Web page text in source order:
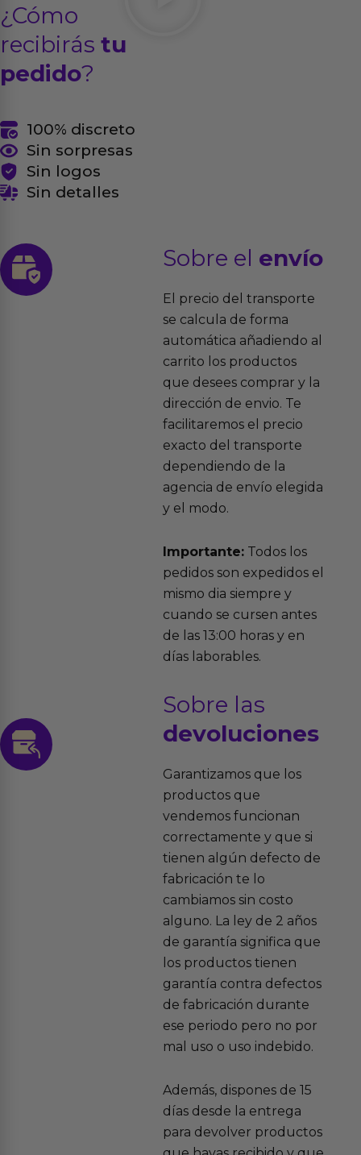
¿Cómo
recibirás tu
pedido?
100% discreto
Sin sorpresas
Sin logos
Sin detalles
Sobre el envío
El precio del transporte
se calcula de forma
automática añadiendo al
carrito los productos
que desees comprar y la
dirección de envio. Te
facilitaremos el precio
exacto del transporte
dependiendo de la
agencia de envío elegida
y el modo.
Importante:Todos los
pedidos son expedidos el
mismo dia siempre y
cuando se cursen antes
de las 13:00 horas y en
días laborables.
Sobre las
devoluciones
Garantizamos que los
productos que
vendemos funcionan
correctamente y que si
tienen algún defecto de
fabricación te lo
cambiamos sin costo
alguno. La ley de 2 años
de garantía significa que
los productos tienen
garantía contra defectos
de fabricación durante
ese periodo pero no por
mal uso o uso indebido.
Además, dispones de 15
días desde la entrega
para devolver productos